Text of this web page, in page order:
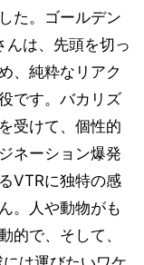
た。ゴールデン
んは、先頭を切っ
、純粋なリアク
です。バカリズ
受けて、個性的
ネーション爆発
VTRに独特の感
。人や動物がも
的で、そして、